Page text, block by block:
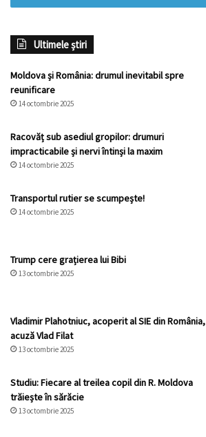
Ultimele știri
Moldova și România: drumul inevitabil spre
reunificare
14 octombrie 2025
Racovăț sub asediul gropilor: drumuri
impracticabile și nervi întinși la maxim
14 octombrie 2025
Transportul rutier se scumpește!
14 octombrie 2025
Trump cere grațierea lui Bibi
13 octombrie 2025
Vladimir Plahotniuc, acoperit al SIE din România,
acuză Vlad Filat
13 octombrie 2025
Studiu: Fiecare al treilea copil din R. Moldova
trăiește în sărăcie
13 octombrie 2025